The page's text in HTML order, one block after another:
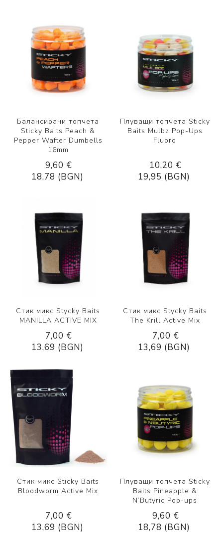
Балансирани топчета
Sticky Baits Peach &
Pepper Wafter Dumbells
16mm
9,60 €
18,78 (BGN)
Плуващи топчета Sticky
Baits Mulbz Pop-Ups
Fluoro
10,20 €
19,95 (BGN)
Стик микс Stycky Baits
MANILLA ACTIVE MIX
7,00 €
13,69 (BGN)
Стик микс Stycky Baits
The Krill Active Mix
7,00 €
13,69 (BGN)
Стик микс Sticky Baits
Bloodworm Active Mix
7,00 €
13,69 (BGN)
Плуващи топчета Sticky
Baits Pineapple &
N’Butyric Pop-ups
9,60 €
18,78 (BGN)